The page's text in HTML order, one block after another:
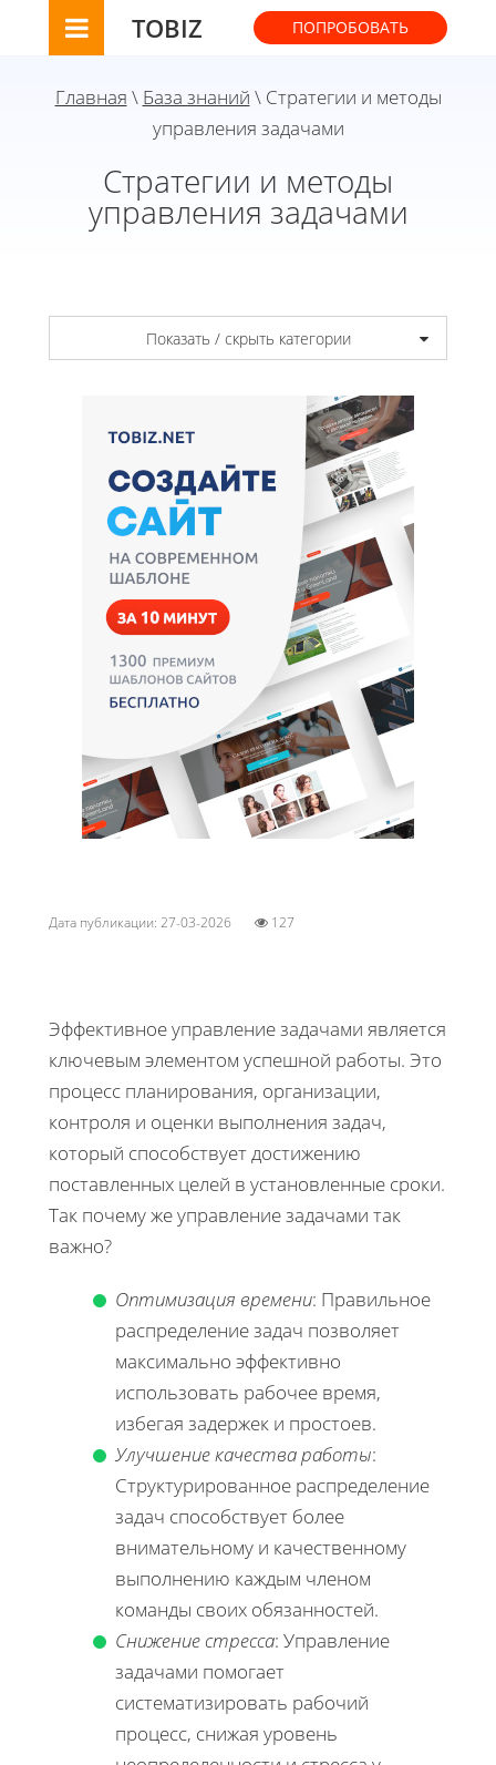
TOBIZ ПОПРОБОВАТЬ
Главная \ База знаний \ Стратегии и методы
управления задачами
Стратегии и методы
управления задачами
Показать / скрыть категории
Дата публикации: 27-03-2026 127
Эффективное управление задачами является
ключевым элементом успешной работы. Это
процесс планирования, организации,
контроля и оценки выполнения задач,
который способствует достижению
поставленных целей в установленные сроки.
Так почему же управление задачами так
важно?
Оптимизация времени: Правильное
распределение задач позволяет
максимально эффективно
использовать рабочее время,
избегая задержек и простоев.
Улучшение качества работы:
Структурированное распределение
задач способствует более
внимательному и качественному
выполнению каждым членом
команды своих обязанностей.
Снижение стресса: Управление
задачами помогает
систематизировать рабочий
процесс, снижая уровень